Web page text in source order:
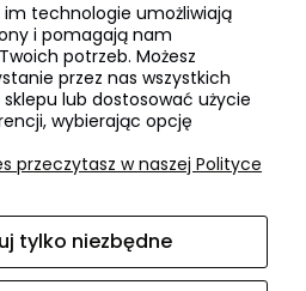
im technologie umożliwiają
i pomagają nam
potrzeb. Możesz
przez nas wszystkich
lub dostosować użycie
wybierając opcję
przeczytasz w naszej Polityce
tylko niezbędne